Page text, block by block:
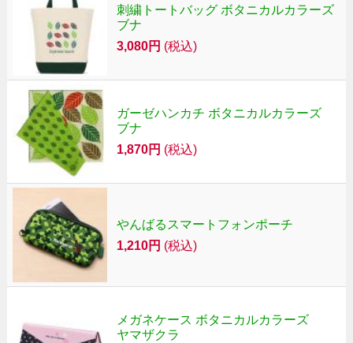
刺繍トートバッグ ボタニカルカラーズ
ブナ
3,080円 (税込)
ガーゼハンカチ ボタニカルカラーズ
ブナ
1,870円 (税込)
やんばるスマートフォンポーチ
1,210円 (税込)
メガネケース ボタニカルカラーズ
ヤマザクラ